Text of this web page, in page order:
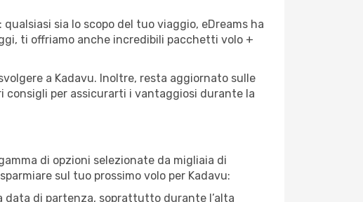
sia lo scopo del tuo viaggio, eDreams ha
ti offriamo anche incredibili pacchetti volo +
a Kadavu. Inoltre, resta aggiornato sulle
consigli per assicurarti i vantaggiosi durante la
di opzioni selezionate da migliaia di
sul tuo prossimo volo per Kadavu:
data di partenza, soprattutto durante l’alta